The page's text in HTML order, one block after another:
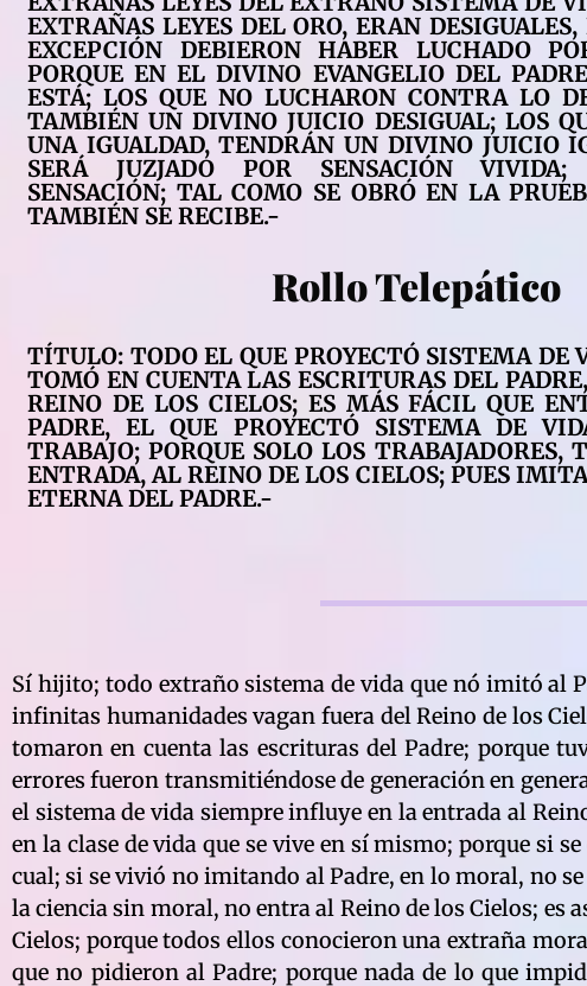
EXTRAÑAS LEYES DEL ORO, ERAN
EXCEPCIÓN DEBIERON HABER LUCHADO
PORQUE EN EL DIVINO EVANGELIO DEL
ESTÁ; LOS QUE NO LUCHARON CONTRA LO
TAMBIÉN UN DIVINO JUICIO DESIGUAL; LOS
UNA IGUALDAD, TENDRÁN UN DIVINO JUICIO
SERÁ JUZJADO POR SENSACIÓN VIVIDA;
SENSACIÓN; TAL COMO SE OBRÓ EN LA
TAMBIÉN SE RECIBE.-
Rollo Telepático
TÍTULO: TODO EL QUE PROYECTÓ SISTEMA DE
TOMÓ EN CUENTA LAS ESCRITURAS DEL
REINO DE LOS CIELOS; ES MÁS FÁCIL QUE
PADRE, EL QUE PROYECTÓ SISTEMA DE
TRABAJO; PORQUE SOLO LOS TRABAJADORES,
ENTRADA, AL REINO DE LOS CIELOS; PUES
ETERNA DEL PADRE.-
Sí hijito; todo extraño sistema de vida que nó imitó al Padre en sus leyes de vida, no vuelve a entrar al Reino de los Cielos; infinitas humanidades vagan fuera del Reino de los Cielos; porque los que les dictaron las leyes en los lejanos mundos, no tomaron en cuenta las escrituras del Padre; porque tuvieron gobernantes que fueron ciegos guías de ciegos; porque sus errores fueron transmitiéndose de generación en generación; la prueba de la vida humana, fué y es en todo orden de cosas; el sistema de vida siempre influye en la entrada al Reino de los Cielos; porque la más elevada imitación a lo del Padre, está en la clase de vida que se vive en sí mismo; porque si se enseñó que Dios está en todas partes, también está dentro de cada cual; si se vivió no imitando al Padre, en lo moral, no se vé al Padre; porque la moral está primero en el Reino de los Cielos; la ciencia sin moral, no entra al Reino de los Cielos; es así que ningún sabio de este mundo, a vuelto a entrar al Reino de los Cielos; porque todos ellos conocieron una extraña moral; moral extraña salida de la extraña psicología del oro; una moral que no pidieron al Padre; porque nada de lo que impide el volver a entrar al Reino de los Cielos, fue pedido al Padre; la extraña moral del capitalismo, impide a los que la vivieron, el volver a entrar al Reino de los Cielos; he aquí que lo que no se pidió y se vivió, es causa suficiente para no volver a entrar al Reino del Padre; la desobediencia mayor salida del libre albedrío de la criatura, la constituye su propio extraño vivir; porque cuando se pide al Padre, causa de vida, todo pedido de vida se hace en igualdad de condiciones; siendo el modo de pensar diferente, se pide vivir un sistema de vida igual; porque todos piden al Padre, imitar en los lejanos mundos, lo que todos ven en el Reino; y lo que todos vísteis en el Reino, fué la divina igualdad en el vivir celestial; la misma igualdad que os enseña el Padre en sus escrituras; de verdad os digo, que todo el que imitó la igualdad del Padre en la prueba de la vida, entra al Reino de los Cielos; porque la más microscópica imitación a lo del Padre, es infinitamente premiada por el Padre; y de verdad os digo, que los que imitaron al Padre, fueron los trabajadores del mundo; y como hicieron causa común con el Padre en su modo de vivir, es que el comunismo terrestre, queda reinando en este mundo; el llamado capitalismo como no lo imitó en la prueba de la vida, no queda en este mundo; de verdad os digo, que todo lo que persiguió la bestia, queda en este mundo; porque todo perseguido en este extraño sistema de vida, fué perseguido por una extraña moral; lo que equivale a decir que el reo perseguía al juez; el condenado perseguía al salvo; de verdad os digo, que todo perseguido es primero delante del Padre; y todo perseguidor es el último; en la prueba de la vida, muchas filosofías probásteis; la más sublime y la única que queda hasta el fín de este planeta, es el trabajo; el trabajo que se ejecutó; nó el trabajo que se explotó; todos los que pensaron explotando, no entrarán al Reino de los Cielos; ni ninguno a entrado desde que el mundo es mundo; de verdad os digo, que la más denigrante de todas las filosofías de este mundo, es el sistema de vida que explota el trabajo de los demás; a este extraño sistema de vida, le llamáis capitalismo; una extraña forma de poseer más de lo que poseen otros; una extraña forma ideada por un grupo de ambiciosos; que se tomó el libertinaje, de no considerar la divina igualdad enseñada por el Padre; y quien no imita al Padre, nó vé la gloria del Padre; el llamado comunismo de este mundo, imita la divina filosofía del Padre; más, no quiere reconocer al Padre; tampoco verán al Padre; es más fácil que se vea al Padre, cuando no se reniega del Padre; de verdad os digo, última generación de la prueba de la vida, que en medio de temblores, terremotos, salidas de mar, lluvias de fuego, entonces creeréis en el Padre; lo que os enseñará, que sóis imperfectos, aún en vuestras propias creencias; en medio de un llorar y crujir de dientes, reconoceréis al Padre; sin señales no quisísteis reconocerlo; de verdad os digo, que todos los que pidieron señales ó pruebas para reconocer la divinidad, ninguno entrará al Reino de los Cielos; es más fácil que entre al Reino, uno que nó pidió señales ni pruebas; y que siempre creyó; he aquí que la verdadera fé, no exije condiciones;